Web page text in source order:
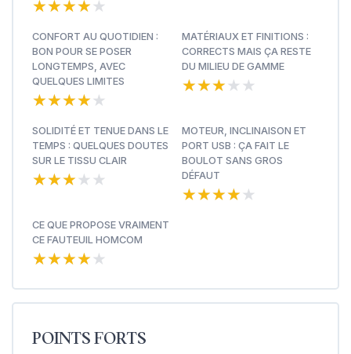
★★★★★
★★★★★
CONFORT AU QUOTIDIEN :
BON POUR SE POSER
LONGTEMPS, AVEC
QUELQUES LIMITES
★★★★★
★★★★★
MATÉRIAUX ET FINITIONS :
CORRECTS MAIS ÇA RESTE
DU MILIEU DE GAMME
★★★★★
★★★★★
SOLIDITÉ ET TENUE DANS LE
TEMPS : QUELQUES DOUTES
SUR LE TISSU CLAIR
★★★★★
★★★★★
MOTEUR, INCLINAISON ET
PORT USB : ÇA FAIT LE
BOULOT SANS GROS
DÉFAUT
★★★★★
★★★★★
CE QUE PROPOSE VRAIMENT
CE FAUTEUIL HOMCOM
★★★★★
★★★★★
POINTS FORTS